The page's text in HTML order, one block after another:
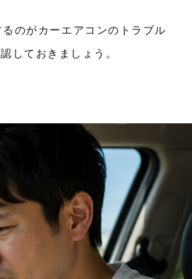
のがカーエアコンのトラブル
しておきましょう。